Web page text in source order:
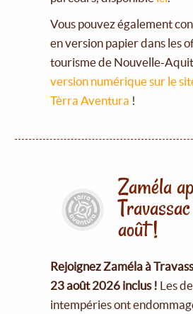
Vous pouvez également
en version papier dans les
tourisme de Nouvelle-
version numérique sur le
Tèrra Aventura !
Zaméla
août !
Rejoignez Zaméla à
23 août 2026 inclus ! Les
intempéries ont